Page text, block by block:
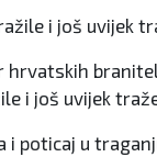
i još uvijek
i još uvijek
i poticaj u